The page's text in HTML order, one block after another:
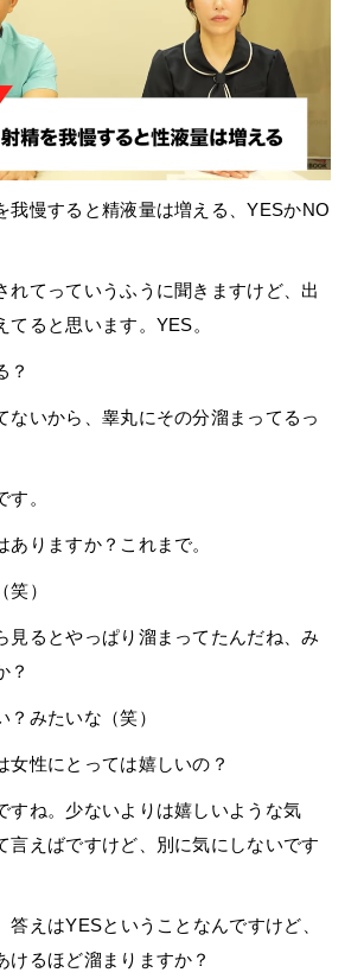
我慢すると精液量は増える、YESかNO
れてっていうふうに聞きますけど、出
てると思います。YES。
？
ないから、睾丸にその分溜まってるっ
す。
ありますか？これまで。
笑）
見るとやっぱり溜まってたんだね、み
？
？みたいな（笑）
女性にとっては嬉しいの？
すね。少ないよりは嬉しいような気
言えばですけど、別に気にしないです
答えはYESということなんですけど、
けるほど溜まりますか？